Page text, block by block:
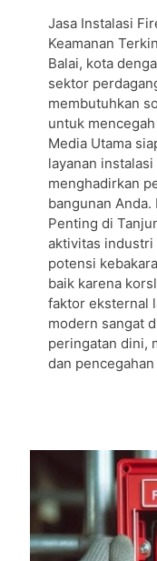
Jasa Instalasi
Keamanan
Balai, kota
sektor
membutuhkan
untuk
Media Utama
layanan
menghadirkan
bangunan
Penting di
aktivitas industri
potensi
baik karena
faktor eksternal
modern sangat
peringatan dini,
dan pencegahan